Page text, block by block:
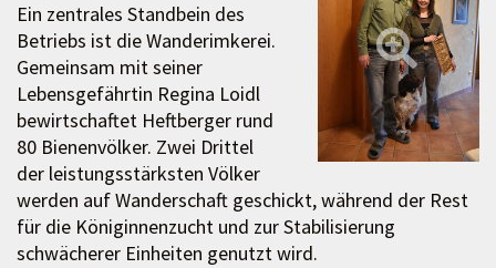
Ein zentrales Standbein des
Betriebs ist die Wanderimkerei.
Gemeinsam mit seiner
Lebensgefährtin Regina Loidl
bewirtschaftet Heftberger rund
80 Bienenvölker. Zwei Drittel
der leistungsstärksten Völker
werden auf Wanderschaft geschickt, während der Rest
für die Königinnenzucht und zur Stabilisierung
schwächerer Einheiten genutzt wird.